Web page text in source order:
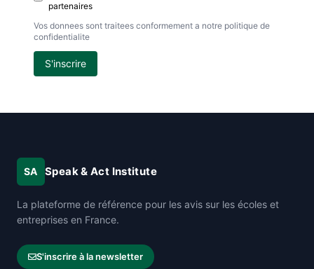
partenaires
Vos donnees sont traitees conformement a notre politique de
confidentialite
S'inscrire
SA Speak & Act Institute
La plateforme de référence pour les avis sur les écoles et
entreprises en France.
S'inscrire à la newsletter